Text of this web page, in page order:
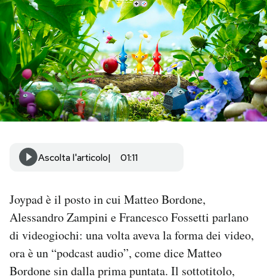
Sport
Mondiali calcio 2026
PODCAST
NEWSLETTER
CALENDARIO
AREA PERSONALE
Ascolta l'articolo 01:11
Joypad è il posto in cui Matteo Bordone,
Alessandro Zampini e Francesco Fossetti parlano
di videogiochi: una volta aveva la forma dei video,
ora è un “podcast audio”, come dice Matteo
Bordone sin dalla prima puntata. Il sottotitolo,